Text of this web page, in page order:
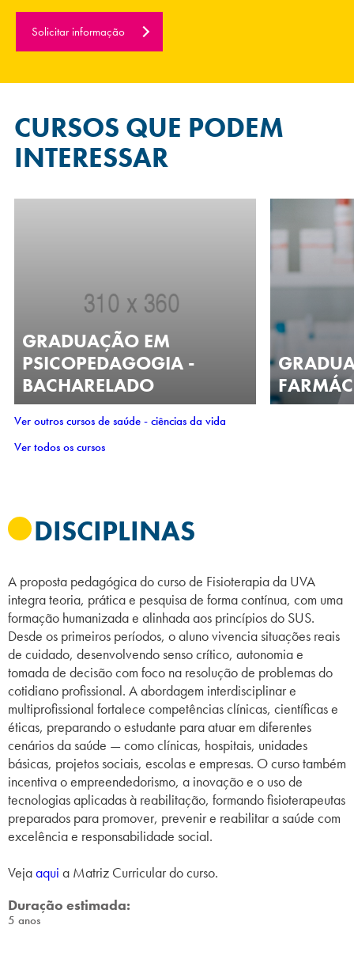
Solicitar informação
CURSOS QUE PODEM
INTERESSAR
GRADUAÇÃO EM
PSICOPEDAGOGIA -
BACHARELADO
Ver outros cursos de saúde - ciências da vida
Ver todos os cursos
DISCIPLINAS
A proposta pedagógica do curso de Fisioterapia da UVA
integra teoria, prática e pesquisa de forma contínua, com uma
formação humanizada e alinhada aos princípios do SUS.
Desde os primeiros períodos, o aluno vivencia situações reais
de cuidado, desenvolvendo senso crítico, autonomia e
tomada de decisão com foco na resolução de problemas do
cotidiano profissional. A abordagem interdisciplinar e
multiprofissional fortalece competências clínicas, científicas e
éticas, preparando o estudante para atuar em diferentes
cenários da saúde — como clínicas, hospitais, unidades
básicas, projetos sociais, escolas e empresas. O curso também
incentiva o empreendedorismo, a inovação e o uso de
tecnologias aplicadas à reabilitação, formando fisioterapeutas
preparados para promover, prevenir e reabilitar a saúde com
excelência e responsabilidade social.
Vejaaqui a Matriz Curricular do curso.
Duração estimada:
5 anos